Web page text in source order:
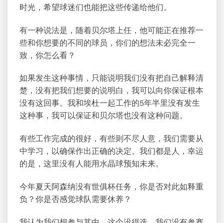
时光，希望球迷们也能把这些传递给他们。
有一种说法是，随着贝尔塔上任，他可能正在推荐一
些和你想要的不同的球员，你们的想法未必完全一
致，你怎么看？
如果发生这种事情，只能说明我们没有把自己解释清
楚，没有把我们想要的说明白，我可以向你保证根本
没有这回事。我和埃杜一起工作的5年半里没有发生
这种事，我可以保证和贝尔塔也没有这种问题。
有些工作完成的很好，有些则不尽人意，我们需要从
中学习，以确保作出正确的决定。我们都是人，幸运
的是，这里没有人能用水晶球预知未来。
今年夏天阿森纳没有世俱杯任务，你是否对此如释重
负？你是否感觉球队需要休养？